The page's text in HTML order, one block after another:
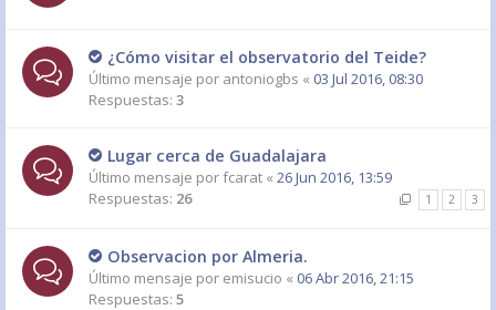
¿Cómo visitar el observatorio del Teide?
Último mensaje por antoniogbs « 03 Jul 2016, 08:30
Respuestas: 3
Lugar cerca de Guadalajara
Último mensaje porfcarat « 26 Jun 2016, 13:59
Respuestas: 26 1 2 3
Observacion por Almeria.
Último mensaje por emisucio « 06 Abr 2016, 21:15
Respuestas: 5